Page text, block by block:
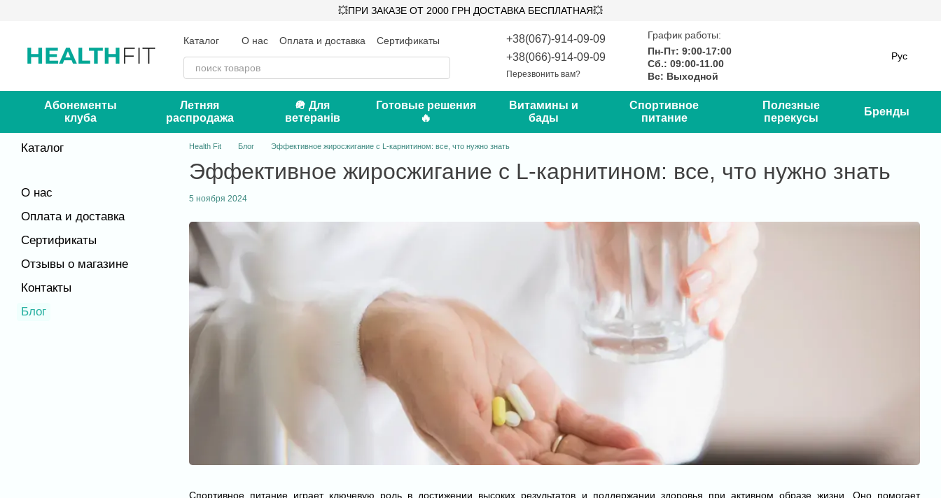
💥ПРИ ЗАКАЗЕ ОТ 2000 ГРН ДОСТАВКА БЕСПЛАТНАЯ💥
Каталог О нас Оплата и доставка
Сертификаты
Отзывы о магазине
Контакты Блог
+38(067)-914-09-09
+38(066)-914-09-09
Перезвонить вам?
График работы:
Пн-Пт: 9:00-17:00
Сб.: 09:00-11.00
Вс: Выходной
Рус
Абонементы
клуба
Летняя
распродажа
🪖 Для
ветеранів
Готовые решения
🔥
Витамины и
бады
Спортивное
питание
Полезные
перекусы
Бренды
Health Fit Блог Эффективное жиросжигание с L-карнитином: все, что нужно знать
Эффективное жиросжигание с L-карнитином: все, что нужно знать
5 ноября 2024
Спортивное питание играет ключевую роль в достижении высоких результатов и поддержании здоровья при активном образе жизни. Оно помогает
Каталог
О нас
Оплата и доставка
Сертификаты
Отзывы о магазине
Контакты
Блог